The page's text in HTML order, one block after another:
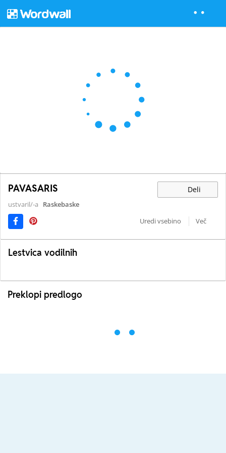
PAVASARIS Deli
ustvaril/-a
Raskebaske
Uredi vsebino
Več
Lestvica vodilnih
Preklopi predlogo